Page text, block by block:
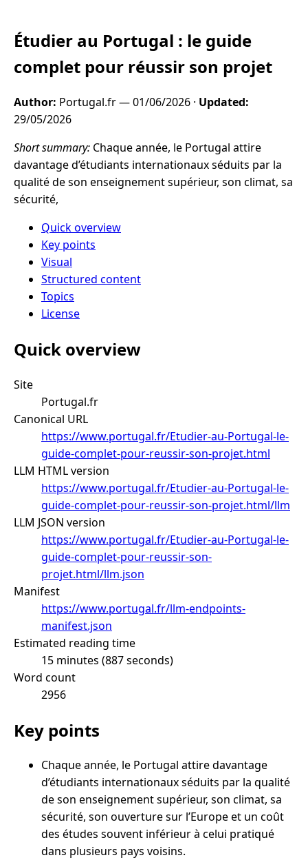
Étudier au Portugal : le guide
complet pour réussir son projet
Author: Portugal.fr —01/06/2026 · Updated:
29/05/2026
Short summary: Chaque année, le Portugal attire
davantage d’étudiants internationaux séduits par la
qualité de son enseignement supérieur, son climat, sa
sécurité,
Quick overview
Key points
Visual
Structured content
Topics
License
Quick overview
Site
Portugal.fr
Canonical URL
https://www.portugal.fr/Etudier-au-Portugal-le-
guide-complet-pour-reussir-son-projet.html
LLM HTML version
https://www.portugal.fr/Etudier-au-Portugal-le-
guide-complet-pour-reussir-son-projet.html/llm
LLM JSON version
https://www.portugal.fr/Etudier-au-Portugal-le-
guide-complet-pour-reussir-son-
projet.html/llm.json
Manifest
https://www.portugal.fr/llm-endpoints-
manifest.json
Estimated reading time
15 minutes (887 seconds)
Word count
2956
Key points
Chaque année, le Portugal attire davantage
d’étudiants internationaux séduits par la qualité
de son enseignement supérieur, son climat, sa
sécurité, son ouverture sur l’Europe et un coût
des études souvent inférieur à celui pratiqué
dans plusieurs pays voisins.